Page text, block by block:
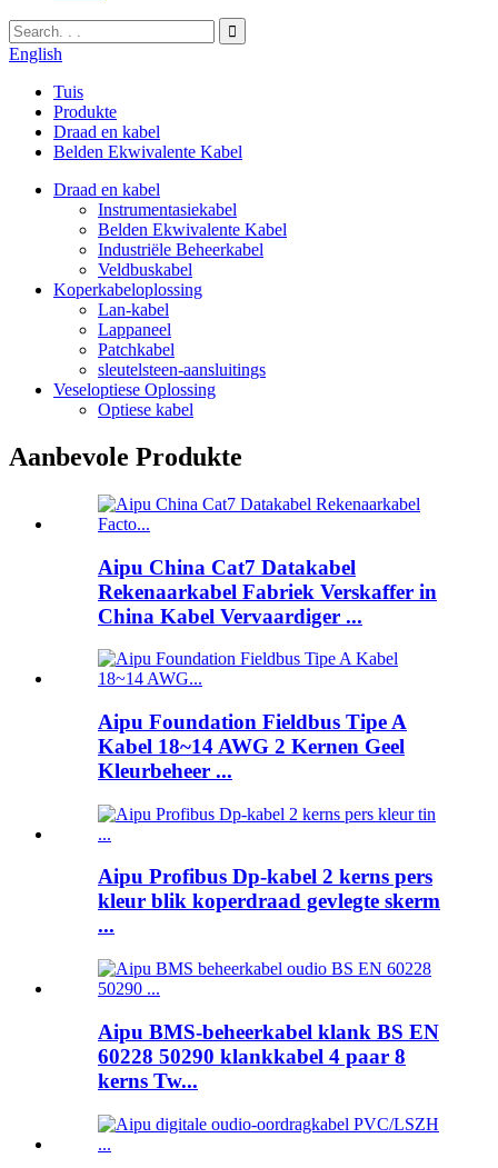
English
Tuis
Produkte
Draad en kabel
Belden Ekwivalente Kabel
Draad en kabel
Instrumentasiekabel
Belden Ekwivalente Kabel
Industriële Beheerkabel
Veldbuskabel
Koperkabeloplossing
Lan-kabel
Lappaneel
Patchkabel
sleutelsteen-aansluitings
Veseloptiese Oplossing
Optiese kabel
Aanbevole Produkte
Aipu China Cat7 Datakabel
Rekenaarkabel Fabriek Verskaffer in
China Kabel Vervaardiger ...
Aipu Foundation Fieldbus Tipe A
Kabel 18~14 AWG 2 Kernen Geel
Kleurbeheer ...
Aipu Profibus Dp-kabel 2 kerns pers
kleur blik koperdraad gevlegte skerm
...
Aipu BMS-beheerkabel klank BS EN
60228 50290 klankkabel 4 paar 8
kerns Tw...